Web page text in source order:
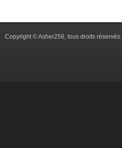
Copyright © Asher256, tous droits réservés.